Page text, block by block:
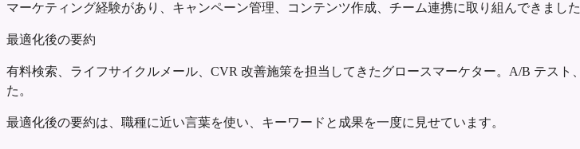
マーケティング経験があり、キャンペーン管理、コンテンツ作成、チーム連携に取り組んできました
最適化後の要約
有料検索、ライフサイクルメール、CVR 改善施策を担当してきたグロースマーケター。A/B テス
た。
最適化後の要約は、職種に近い言葉を使い、キーワードと成果を一度に見せています。